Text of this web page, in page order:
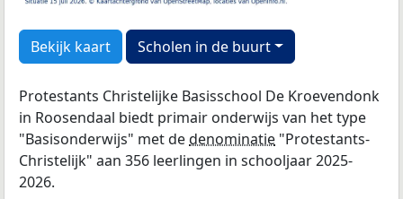
Bekijk kaart Scholen in de buurt
Protestants Christelijke Basisschool De Kroevendonk
in Roosendaal biedt primair onderwijs van het type
"Basisonderwijs" met dedenominatie "Protestants-
Christelijk" aan 356 leerlingen in schooljaar 2025-
2026.